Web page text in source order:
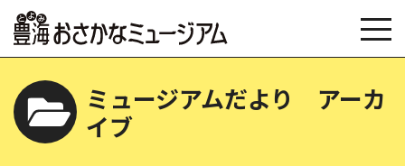
ミュージアムだより アーカ
イブ